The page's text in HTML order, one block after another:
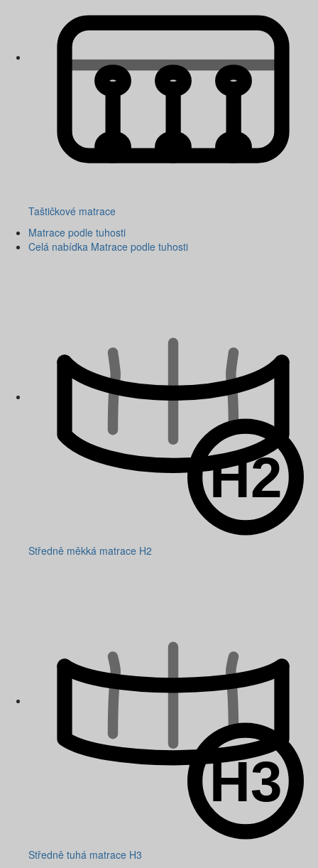
Taštičkové matrace
Matrace podle tuhosti
Celá nabídka Matrace podle tuhosti
Středně měkká matrace H2
Středně tuhá matrace H3